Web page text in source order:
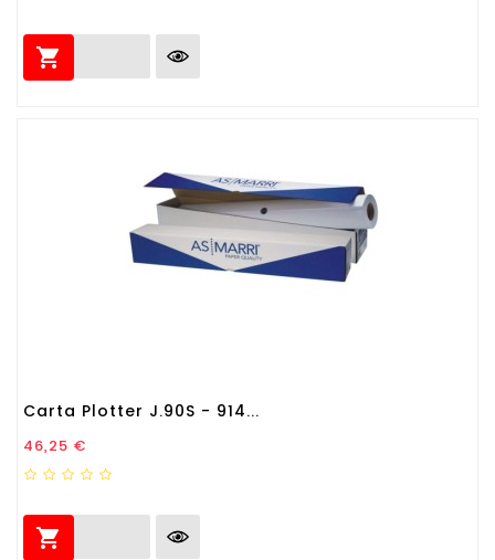

Carta Plotter J.90S - 914...
Prezzo
46,25 €
